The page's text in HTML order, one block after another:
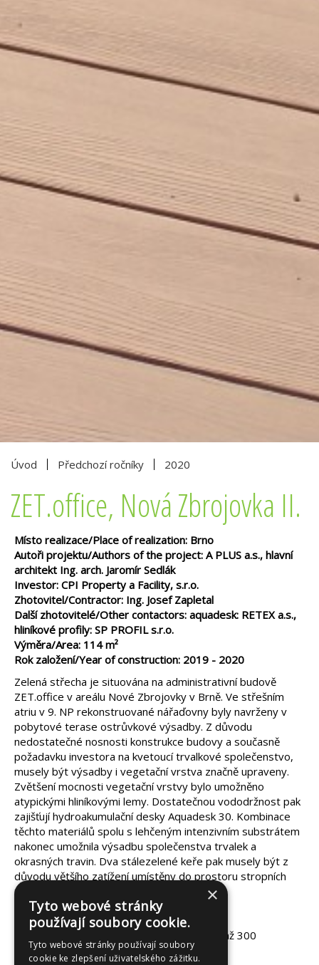
Úvod Předchozí ročníky 2020
ZET.office, Nová Zbrojovka II.
Místo realizace/Place of realization: Brno
Autoři projektu/Authors of the project: A PLUS a.s., hlavní
architekt Ing. arch. Jaromír Sedlák
Investor: CPI Property a Facility, s.r.o.
Zhotovitel/Contractor: Ing. Josef Zapletal
Další zhotovitelé/Other contactors: aquadesk: RETEX a.s.,
hliníkové profily: SP PROFIL s.r.o.
Výměra/Area: 114 m²
Rok založení/Year of construction: 2019 - 2020
Zelená střecha je situována na administrativní budově
ZET.office v areálu Nové Zbrojovky v Brně. Ve střešním
atriu v 9. NP rekonstruované nářaďovny byly navrženy v
pobytové terase ostrůvkové výsadby. Z důvodu
nedostatečné nosnosti konstrukce budovy a současně
požadavku investora na kvetoucí trvalkové společenstvo,
musely být výsadby i vegetační vrstva značně upraveny.
Zvětšení mocnosti vegetační vrstvy bylo umožněno
atypickými hliníkovými lemy. Dostatečnou vododržnost pak
zajišťují hydroakumulační desky Aquadesk 30. Kombinace
těchto materiálů spolu s lehčeným intenzivním substrátem
nakonec umožnila výsadbu společenstva trvalek a
okrasných travin. Dva stálezelené keře pak musely být z
důvodu většího zatížení umístěny do prostoru stropních
nosníků.
Technické parametry:
ochranná vrstva – geotextilie gramáž 300
g/m2
×
Tyto webové stránky
používají soubory cookie.
Tyto webové stránky používají soubory
cookie ke zlepšení uživatelského zážitku.